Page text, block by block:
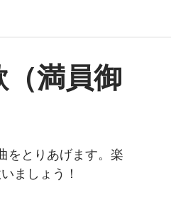
満員御
をとりあげます。楽
ましょう！